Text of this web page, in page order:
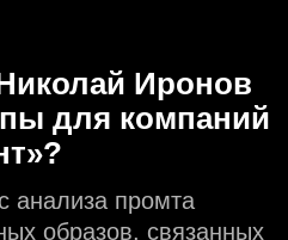
Иронов
для компаний
анализа промта
образов, связанных